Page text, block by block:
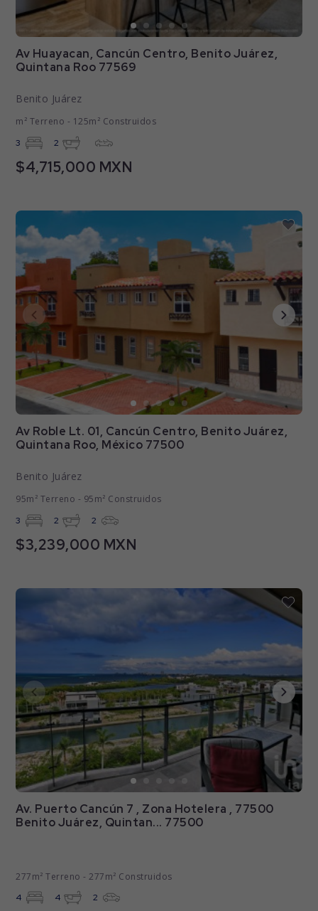
Av Huayacan, Cancún Centro, Benito Juárez,
Quintana Roo 77569
Benito Juárez
m² Terreno - 125m² Construidos
3 2
$4,715,000 MXN
Av Roble Lt. 01, Cancún Centro, Benito Juárez,
Quintana Roo, México 77500
Benito Juárez
95m² Terreno - 95m² Construidos
3 2 2
$3,239,000 MXN
Av. Puerto Cancún 7 , Zona Hotelera , 77500
Benito Juárez, Quintan... 77500
277m² Terreno - 277m² Construidos
4 4 2